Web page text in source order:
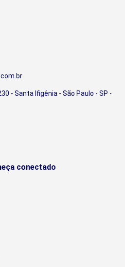
- Santa Ifigênia - São Paulo - SP -
conectado